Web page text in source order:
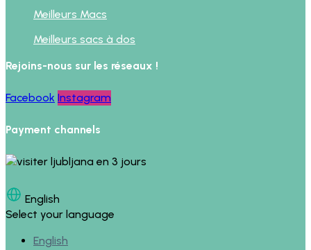
Meilleurs Macs
Meilleurs sacs à dos
Rejoins-nous sur les réseaux !
Facebook Instagram
Payment channels
English
Select your language
English